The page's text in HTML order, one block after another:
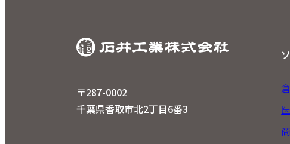
〒287-0002
千葉県香取市北2丁目6番3